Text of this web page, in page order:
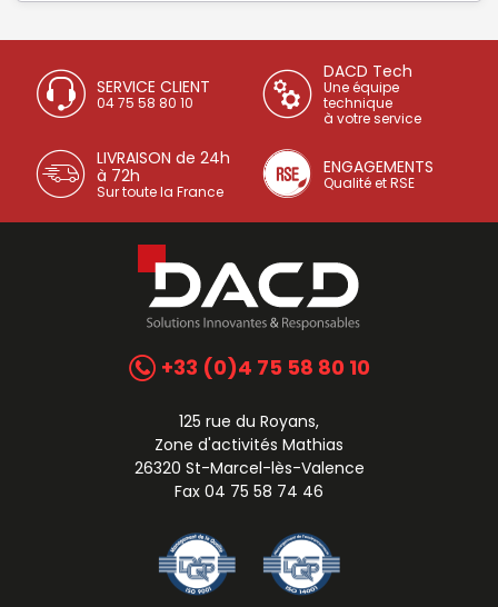
SERVICE CLIENT
04 75 58 80 10
DACD Tech
Une équipe
technique
à votre service
LIVRAISON de 24h
à 72h
Sur toute la France
ENGAGEMENTS
Qualité et RSE
+33 (0)4 75 58 80 10
125 rue du Royans,
Zone d'activités Mathias
26320 St-Marcel-lès-Valence
Fax 04 75 58 74 46